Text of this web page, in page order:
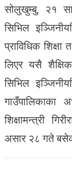
सोलुखुम्बु, २१
सिभिल
प्राविधिक शिक्षा
लिएर यसै
सिभिल
गाउँपालिकाका
शिक्षामन्त्री
असार २८ गते